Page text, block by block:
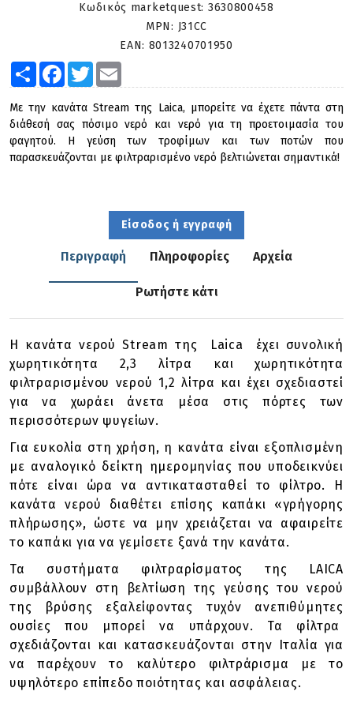
Κωδικός marketquest: 3630800458
MPN: J31CC
EAN: 8013240701950
Share Facebook
Twitter
Με την κανάτα Stream της Laica, μπορείτε να έχετε πάντα στη
διάθεσή σας πόσιμο νερό και νερό για τη προετοιμασία του
φαγητού. Η γεύση των τροφίμων και των ποτών που
παρασκευάζονται με φιλτραρισμένο νερό βελτιώνεται σημαντικά!
Είσοδος ή εγγραφή
Περιγραφή Πληροφορίες Αρχεία
Ρωτήστε κάτι
Η κανάτα νερού Stream της Laica έχει συνολική
χωρητικότητα 2,3 λίτρα και χωρητικότητα
φιλτραρισμένου νερού 1,2 λίτρα και έχει σχεδιαστεί
για να χωράει άνετα μέσα στις πόρτες των
περισσότερων ψυγείων.
Για ευκολία στη χρήση, η κανάτα είναι εξοπλισμένη
με αναλογικό δείκτη ημερομηνίας που υποδεικνύει
πότε είναι ώρα να αντικατασταθεί το φίλτρο. Η
κανάτα νερού διαθέτει επίσης καπάκι «γρήγορης
πλήρωσης», ώστε να μην χρειάζεται να αφαιρείτε
το καπάκι για να γεμίσετε ξανά την κανάτα.
Τα συστήματα φιλτραρίσματος της LAICA
συμβάλλουν στη βελτίωση της γεύσης του νερού
της βρύσης εξαλείφοντας τυχόν ανεπιθύμητες
ουσίες που μπορεί να υπάρχουν. Τα φίλτρα
σχεδιάζονται και κατασκευάζονται στην Ιταλία για
να παρέχουν το καλύτερο φιλτράρισμα με το
υψηλότερο επίπεδο ποιότητας και ασφάλειας.